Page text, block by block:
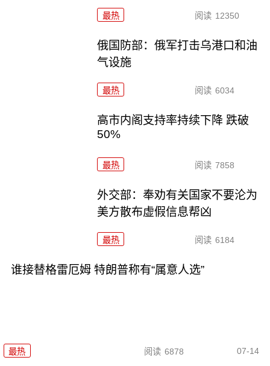
最热 阅读 12350
俄国防部：俄军打击乌港口和油
气设施
最热 阅读 6034
高市内阁支持率持续下降 跌破
50%
最热 阅读 7858
外交部：奉劝有关国家不要沦为
美方散布虚假信息帮凶
最热 阅读 6184
谁接替格雷厄姆 特朗普称有“属意人选”
最热 阅读 6878 07-14